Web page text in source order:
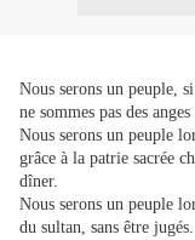
Nous serons un peuple,
ne sommes pas des
Nous serons un peuple
grâce à la patrie sacrée
dîner.
Nous serons un peuple
du sultan, sans être jugés.